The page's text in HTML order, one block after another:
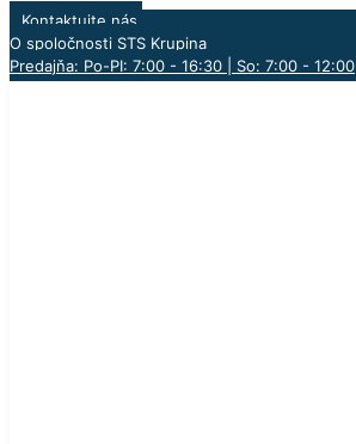
Kontaktujte nás
O spoločnosti STS Krupina
Predajňa: Po-PI: 7:00 - 16:30 | So: 7:00 - 12:00